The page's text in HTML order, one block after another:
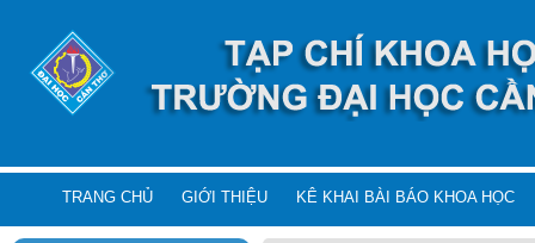
TRANG CHỦ GIỚI THIỆU KÊ KHAI BÀI BÁO KHOA HỌC